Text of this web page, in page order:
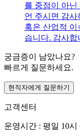
를 중점이 아
언 주시면 감
혹은 산업적
습니다. 감사합
궁금증이 남았나요?
빠르게 질문하세요.
현직자에게 질문하기
고객센터
운영시간 : 평일 10